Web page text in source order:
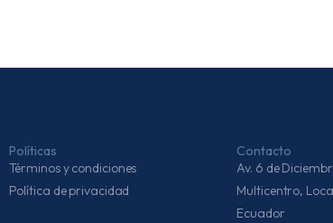
Políticas
Términos y condiciones
Política de privacidad
Contacto
Av. 6 de
Multicentro,
Ecuador